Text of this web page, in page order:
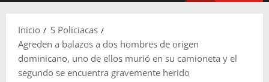
Inicio
S Policiacas
Agreden a balazos a dos hombres de origen
dominicano, uno de ellos murió en su camioneta y el
segundo se encuentra gravemente herido